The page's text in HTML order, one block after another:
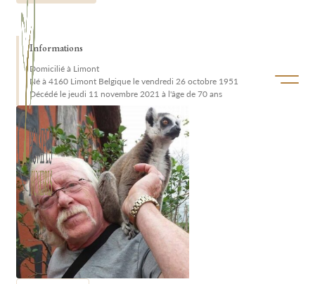
Ouvrir/
Informations
Domicilié à Limont
Né à 4160 Limont Belgique le vendredi 26 octobre 1951
Décédé le jeudi 11 novembre 2021 à l'âge de 70 ans